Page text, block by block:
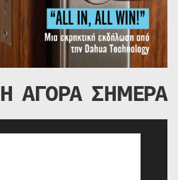
Η ΑΓΟΡΑ ΣΗΜΕΡΑ